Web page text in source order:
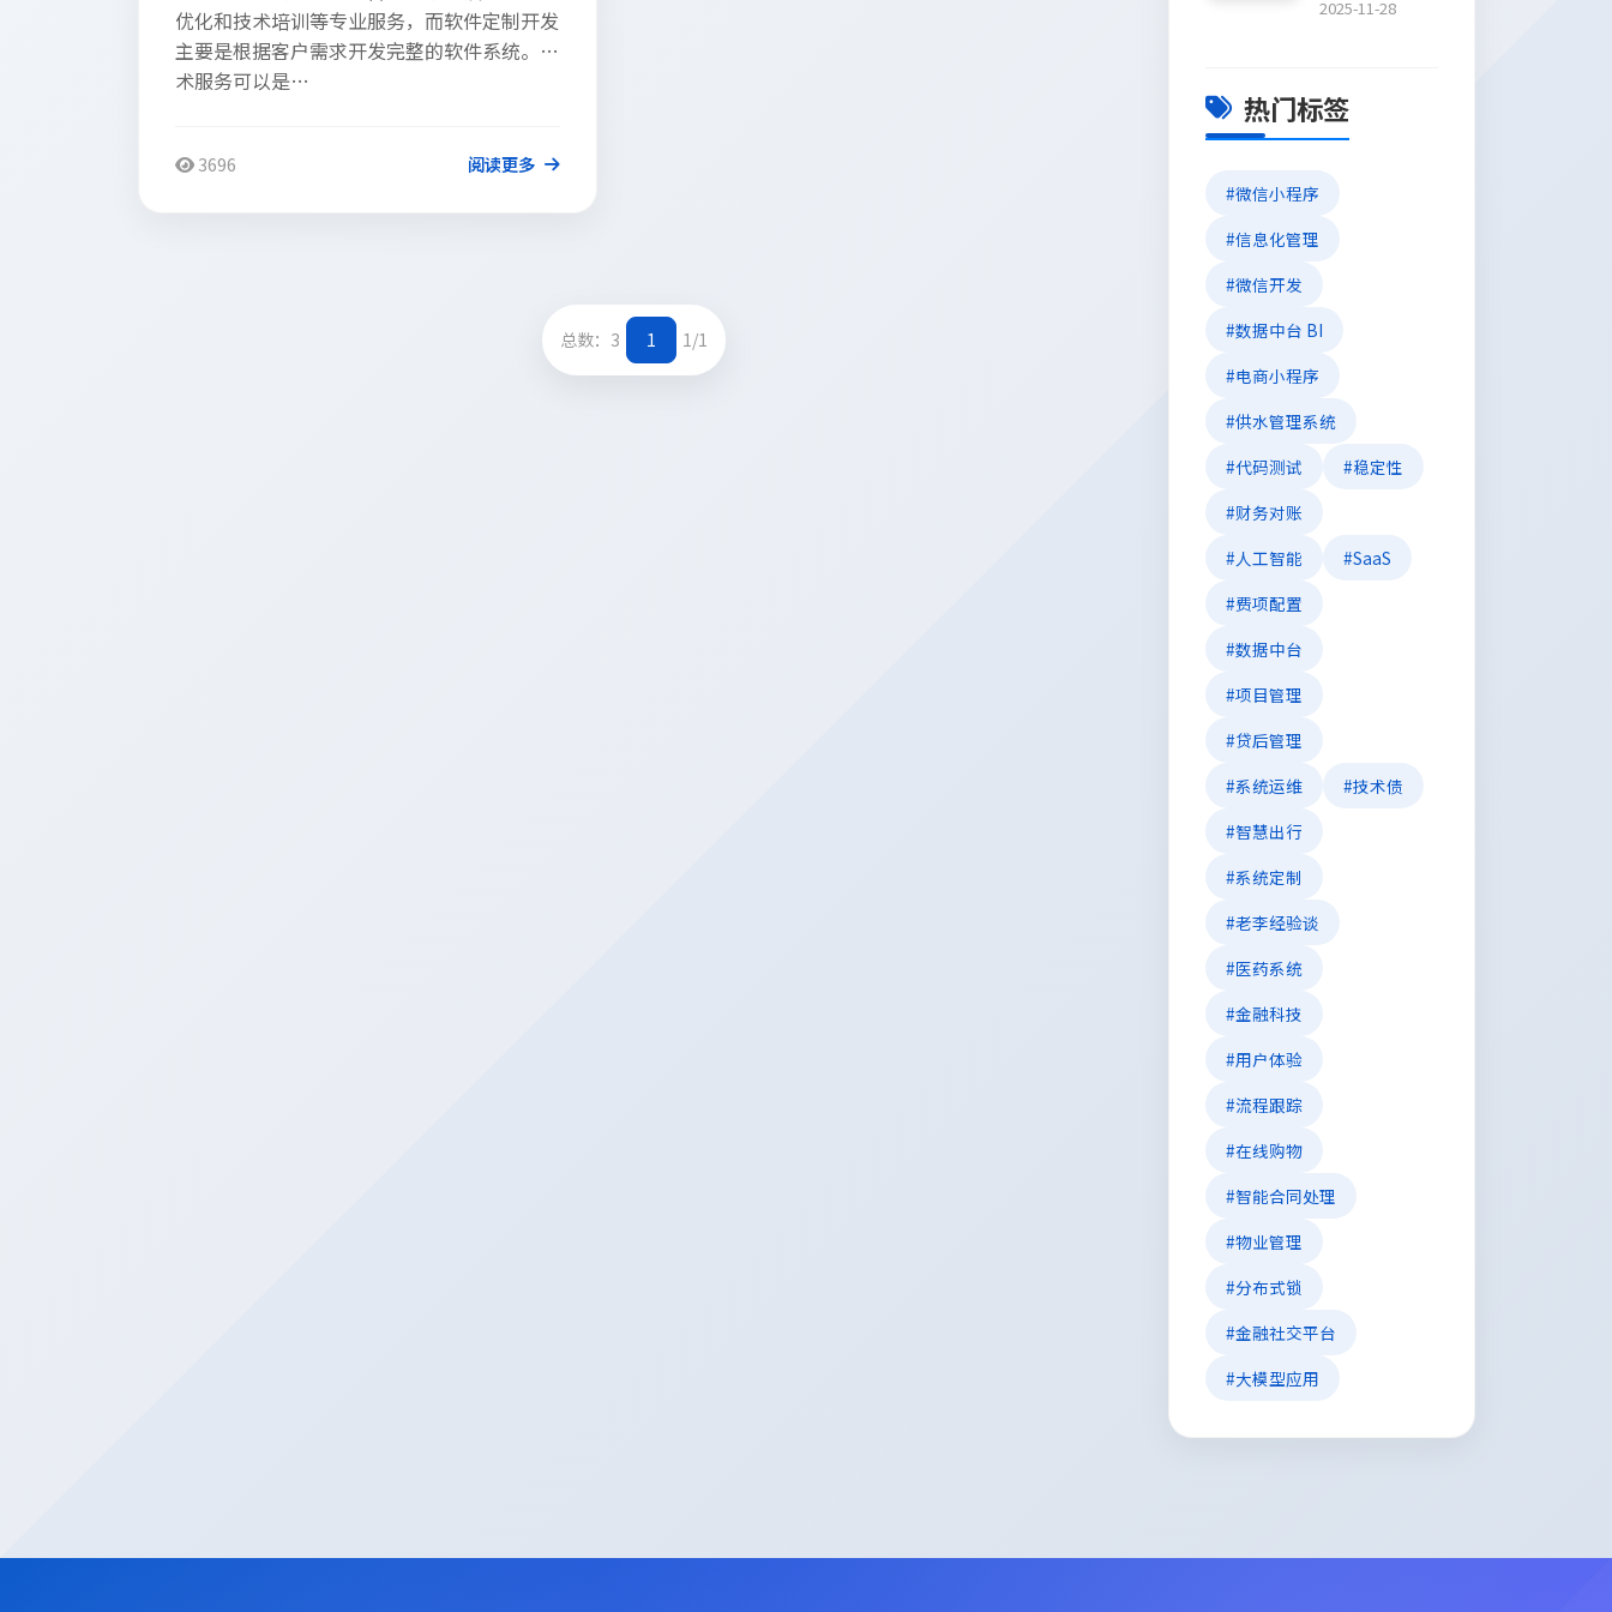
优化和技术培训等专业服务，而软件定制开发
主要是根据客户需求开发完整的软件系统。技
术服务可以是…
3696 阅读更多
总数：3 1 1/1
2025-11-28
热门标签
#微信小程序
#信息化管理
#微信开发
#数据中台 BI
#电商小程序
#供水管理系统
#代码测试
#稳定性
#财务对账
#人工智能
#SaaS
#费项配置
#数据中台
#项目管理
#贷后管理
#系统运维
#技术债
#智慧出行
#系统定制
#老李经验谈
#医药系统
#金融科技
#用户体验
#流程跟踪
#在线购物
#智能合同处理
#物业管理
#分布式锁
#金融社交平台
#大模型应用